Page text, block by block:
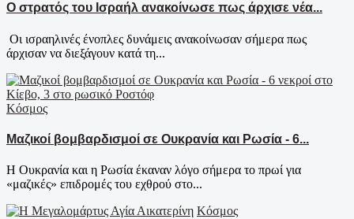
Ο στρατός του Ισραήλ ανακοίνωσε πως άρχισε νέα...
Οι ισραηλινές ένοπλες δυνάμεις ανακοίνωσαν σήμερα πως
άρχισαν να διεξάγουν κατά τη...
Κόσμος
Μαζικοί βομβαρδισμοί σε Ουκρανία και Ρωσία - 6...
Η Ουκρανία και η Ρωσία έκαναν λόγο σήμερα το πρωί για
«μαζικές» επιδρομές του εχθρού στο...
Κόσμος